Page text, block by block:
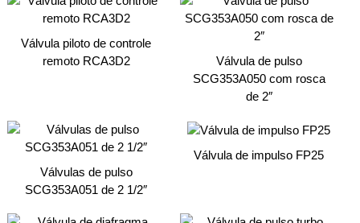
Válvula piloto de controle
remoto RCA3D2
Válvula de pulso
SCG353A050 com rosca
de 2″
Válvulas de pulso
SCG353A051 de 2 1/2″
Válvula de impulso FP25